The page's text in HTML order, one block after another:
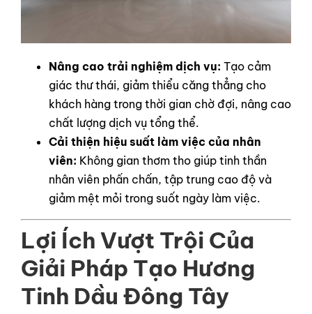
Nâng cao trải nghiệm dịch vụ: Tạo cảm
giác thư thái, giảm thiểu căng thẳng cho
khách hàng trong thời gian chờ đợi, nâng cao
chất lượng dịch vụ tổng thể.
Cải thiện hiệu suất làm việc của nhân
viên: Không gian thơm tho giúp tinh thần
nhân viên phấn chấn, tập trung cao độ và
giảm mệt mỏi trong suốt ngày làm việc.
Lợi Ích Vượt Trội Của
Giải Pháp Tạo Hương
Tinh Dầu Đông Tây